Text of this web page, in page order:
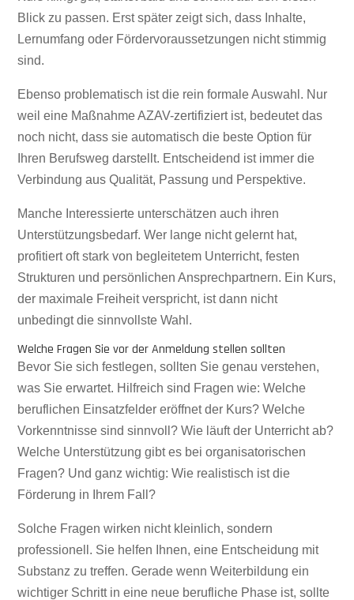
Blick zu passen. Erst später zeigt sich, dass Inhalte,
Lernumfang oder Fördervoraussetzungen nicht stimmig
sind.
Ebenso problematisch ist die rein formale Auswahl. Nur
weil eine Maßnahme AZAV-zertifiziert ist, bedeutet das
noch nicht, dass sie automatisch die beste Option für
Ihren Berufsweg darstellt. Entscheidend ist immer die
Verbindung aus Qualität, Passung und Perspektive.
Manche Interessierte unterschätzen auch ihren
Unterstützungsbedarf. Wer lange nicht gelernt hat,
profitiert oft stark von begleitetem Unterricht, festen
Strukturen und persönlichen Ansprechpartnern. Ein Kurs,
der maximale Freiheit verspricht, ist dann nicht
unbedingt die sinnvollste Wahl.
Welche Fragen Sie vor der Anmeldung stellen sollten
Bevor Sie sich festlegen, sollten Sie genau verstehen,
was Sie erwartet. Hilfreich sind Fragen wie: Welche
beruflichen Einsatzfelder eröffnet der Kurs? Welche
Vorkenntnisse sind sinnvoll? Wie läuft der Unterricht ab?
Welche Unterstützung gibt es bei organisatorischen
Fragen? Und ganz wichtig: Wie realistisch ist die
Förderung in Ihrem Fall?
Solche Fragen wirken nicht kleinlich, sondern
professionell. Sie helfen Ihnen, eine Entscheidung mit
Substanz zu treffen. Gerade wenn Weiterbildung ein
wichtiger Schritt in eine neue berufliche Phase ist, sollte